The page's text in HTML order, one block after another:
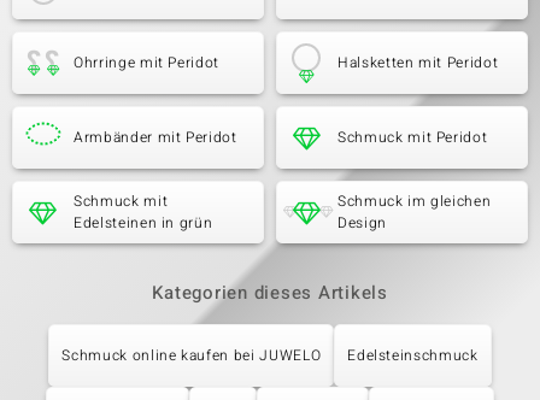
Ohrringe mit Peridot Halsketten mit Peridot
Armbänder mit Peridot Schmuck mit Peridot
Schmuck mit
Edelsteinen in grün
Schmuck im gleichen
Design
Kategorien dieses Artikels
Schmuck online kaufen bei JUWELO Edelsteinschmuck